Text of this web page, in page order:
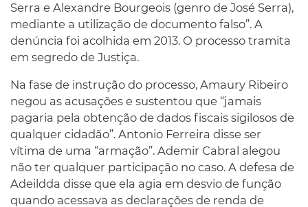
Serra e Alexandre Bourgeois (genro de José Serra),
mediante a utilização de documento falso”. A
denúncia foi acolhida em 2013. O processo tramita
em segredo de Justiça.
Na fase de instrução do processo, Amaury Ribeiro
negou as acusações e sustentou que “jamais
pagaria pela obtenção de dados fiscais sigilosos de
qualquer cidadão”. Antonio Ferreira disse ser
vítima de uma “armação”. Ademir Cabral alegou
não ter qualquer participação no caso. A defesa de
Adeildda disse que ela agia em desvio de função
quando acessava as declarações de renda de